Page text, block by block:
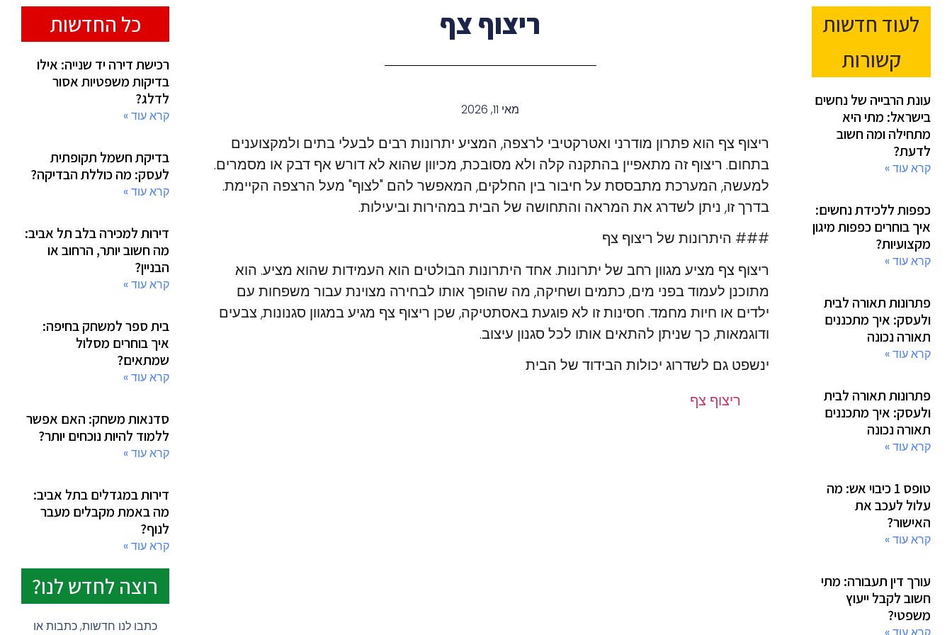
לעוד חדשות
קשורות
עונת הרבייה של נחשים
בישראל: מתי היא
מתחילה ומה חשוב
לדעת?
קרא עוד »
כפפות ללכידת נחשים:
איך בוחרים כפפות מיגון
מקצועיות?
קרא עוד »
פתרונות תאורה לבית
ולעסק: איך מתכננים
תאורה נכונה
קרא עוד »
פתרונות תאורה לבית
ולעסק: איך מתכננים
תאורה נכונה
קרא עוד »
טופס 1 כיבוי אש: מה
עלול לעכב את
האישור?
קרא עוד »
עורך דין תעבורה: מתי
חשוב לקבל ייעוץ
משפטי?
ריצוף צף
מאי 11, 2026
ריצוף צף הוא פתרון מודרני ואטרקטיבי לרצפה, המציע יתרונות רבים לבעלי בתים ולמקצוענים
בתחום. ריצוף זה מתאפיין בהתקנה קלה ולא מסובכת, מכיוון שהוא לא דורש אף דבק או מסמרים.
למעשה, המערכת מתבססת על חיבור בין החלקים, המאפשר להם "לצוף" מעל הרצפה הקיימת.
בדרך זו, ניתן לשדרג את המראה והתחושה של הבית במהירות וביעילות.
### היתרונות של ריצוף צף
ריצוף צף מציע מגוון רחב של יתרונות. אחד היתרונות הבולטים הוא העמידות שהוא מציע. הוא
מתוכנן לעמוד בפני מים, כתמים ושחיקה, מה שהופך אותו לבחירה מצוינת עבור משפחות עם
ילדים או חיות מחמד. חסינות זו לא פוגעת באסתטיקה, שכן ריצוף צף מגיע במגוון סגנונות, צבעים
ודוגמאות, כך שניתן להתאים אותו לכל סגנון עיצוב.
ינשפט גם לשדרוג יכולות הבידוד של הבית
ריצוף צף
כל החדשות
רכישת דירה יד שנייה: אילו
בדיקות משפטיות אסור
לדלג?
קרא עוד »
בדיקת חשמל תקופתית
לעסק: מה כוללת הבדיקה?
קרא עוד »
דירות למכירה בלב תל אביב:
מה חשוב יותר, הרחוב או
הבניין?
קרא עוד »
בית ספר למשחק בחיפה:
איך בוחרים מסלול
שמתאים?
קרא עוד »
סדנאות משחק: האם אפשר
ללמוד להיות נוכחים יותר?
קרא עוד »
דירות במגדלים בתל אביב:
מה באמת מקבלים מעבר
לנוף?
קרא עוד »
רוצה לחדש לנו?
כתבו לנו חדשות, כתבות או